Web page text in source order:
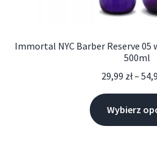
Immortal NYC Barber Reserve
500ml
29,99 zł–
Wybierz